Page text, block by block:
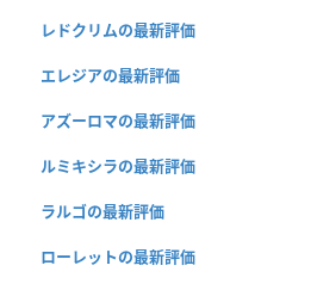
レドクリムの最新評価
エレジアの最新評価
アズーロマの最新評価
ルミキシラの最新評価
ラルゴの最新評価
ローレットの最新評価